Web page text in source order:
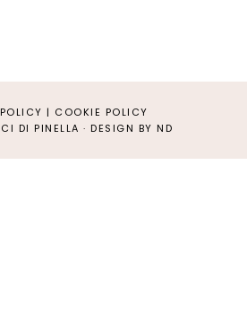
| COOKIE POLICY
DI PINELLA · DESIGN BY ND